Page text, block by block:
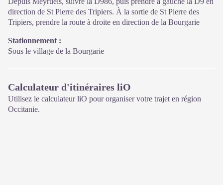
ses actions.
Sur place : Une boutique, librairie découverte et produits siglés
PNC.
Ouvert toute l'année (se renseigner sur les jours et horaires en
saison hivernale).
direction de St Pierre des Tripiers. À la sortie de St Pierre des
Tripiers, prendre la route à droite en direction de la Bourgarie
Stationnement :
Sous le village de la Bourgarie
Calculateur d'itinéraires liO
Utilisez le calculateur liO pour organiser votre trajet en région
Occitanie.